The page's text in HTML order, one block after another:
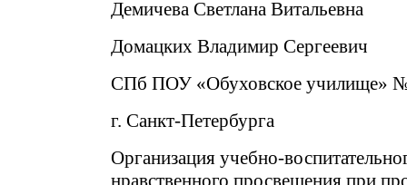
Демичева Светлана Витальевна
Домацких Владимир Сергеевич
СПб ПОУ «Обуховское училище»
г. Санкт-Петербурга
Организация учебно-
нравственного просвещения при